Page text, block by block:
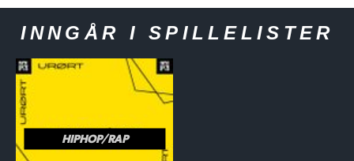
INNGÅR I SPILLELISTER
HIPHOP/RAP